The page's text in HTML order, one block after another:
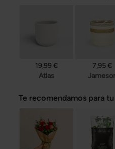
19,99 €
Atlas
7,95 €
Te recomendamos para